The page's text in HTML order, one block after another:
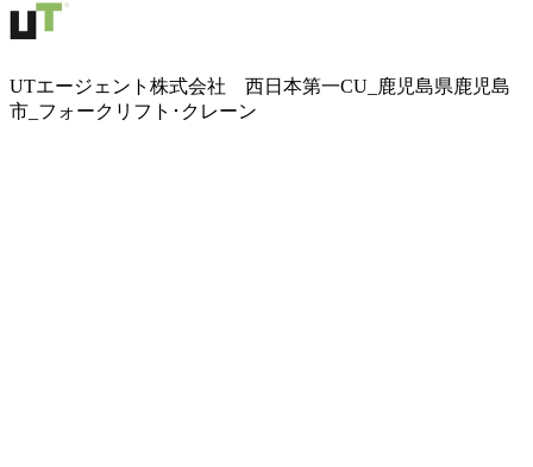
UTエージェント株式会社 西日本第一CU_鹿児島県鹿児島
市_フォークリフト･クレーン